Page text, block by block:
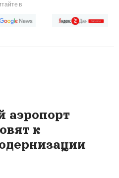
в
аэропорт
к